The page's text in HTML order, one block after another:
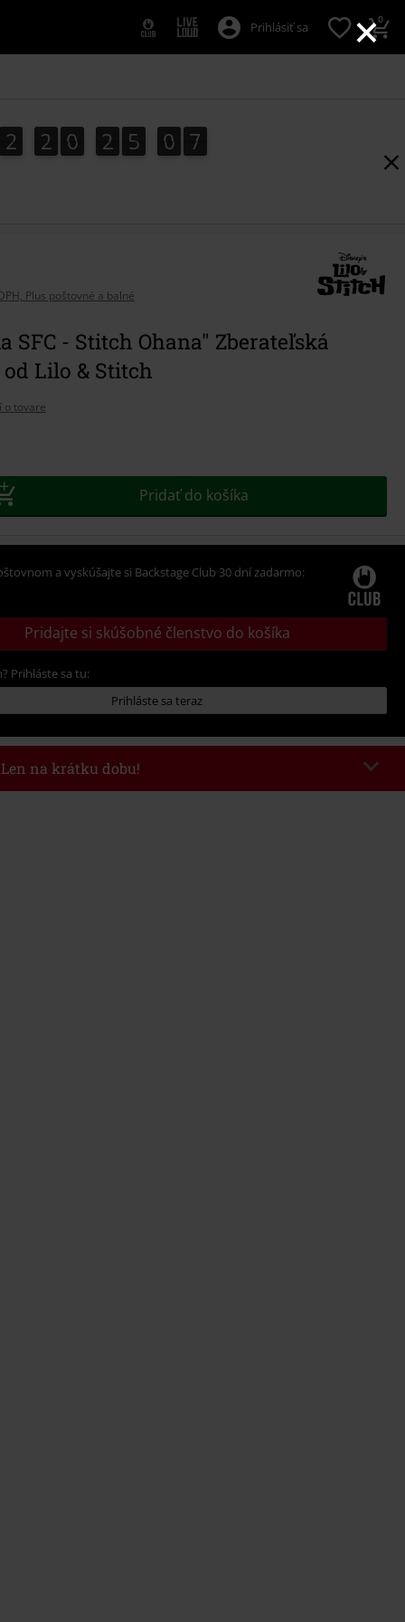
×
Prihlásiť sa 0
2
2 2
2 0
0 2
2 5
5 0
1
0 5
6
5
7
6
Plus poštovné a balné
SFC - Stitch Ohana" Zberateľská
Lilo & Stitch
o tovare
Pridať do košíka
a vyskúšajte si Backstage Club 30 dní zadarmo:
Pridajte si skúšobné členstvo do košíka
Prihláste sa tu:
Prihláste sa teraz
Len na krátku dobu!